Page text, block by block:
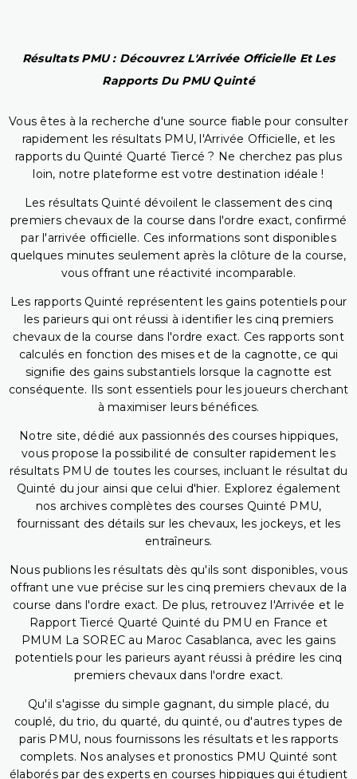
Résultats PMU : Découvrez L'Arrivée Officielle Et Les
Rapports Du PMU Quinté
Vous êtes à la recherche d'une source fiable pour consulter
rapidement les résultats PMU, l'Arrivée Officielle, et les
rapports du Quinté Quarté Tiercé ? Ne cherchez pas plus
loin, notre plateforme est votre destination idéale !
Les résultats Quinté dévoilent le classement des cinq
premiers chevaux de la course dans l'ordre exact, confirmé
par l'arrivée officielle. Ces informations sont disponibles
quelques minutes seulement après la clôture de la course,
vous offrant une réactivité incomparable.
Les rapports Quinté représentent les gains potentiels pour
les parieurs qui ont réussi à identifier les cinq premiers
chevaux de la course dans l'ordre exact. Ces rapports sont
calculés en fonction des mises et de la cagnotte, ce qui
signifie des gains substantiels lorsque la cagnotte est
conséquente. Ils sont essentiels pour les joueurs cherchant
à maximiser leurs bénéfices.
Notre site, dédié aux passionnés des courses hippiques,
vous propose la possibilité de consulter rapidement les
résultats PMU de toutes les courses, incluant le résultat du
Quinté du jour ainsi que celui d'hier. Explorez également
nos archives complètes des courses Quinté PMU,
fournissant des détails sur les chevaux, les jockeys, et les
entraîneurs.
Nous publions les résultats dès qu'ils sont disponibles, vous
offrant une vue précise sur les cinq premiers chevaux de la
course dans l'ordre exact. De plus, retrouvez l'Arrivée et le
Rapport Tiercé Quarté Quinté du PMU en France et
PMUM La SOREC au Maroc Casablanca, avec les gains
potentiels pour les parieurs ayant réussi à prédire les cinq
premiers chevaux dans l'ordre exact.
Qu'il s'agisse du simple gagnant, du simple placé, du
couplé, du trio, du quarté, du quinté, ou d'autres types de
paris PMU, nous fournissons les résultats et les rapports
complets. Nos analyses et pronostics PMU Quinté sont
élaborés par des experts en courses hippiques qui étudient